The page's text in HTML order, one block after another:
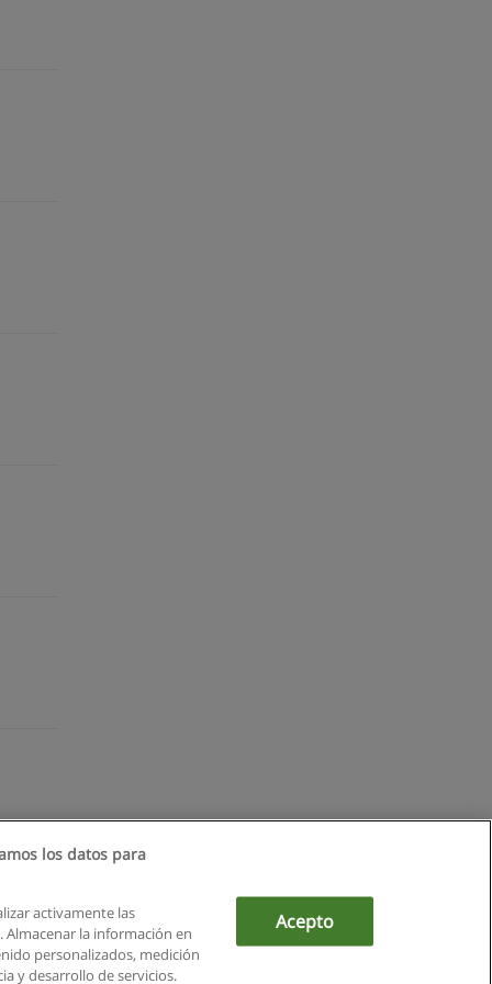
los datos para
activamente las
la información en
personalizados, medición
y desarrollo de servicios.
Acepto